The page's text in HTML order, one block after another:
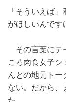
「そういえば
がほしいんです
その言葉にテ
ころ肉食女子シ
んとの地元トー
ない。だから、